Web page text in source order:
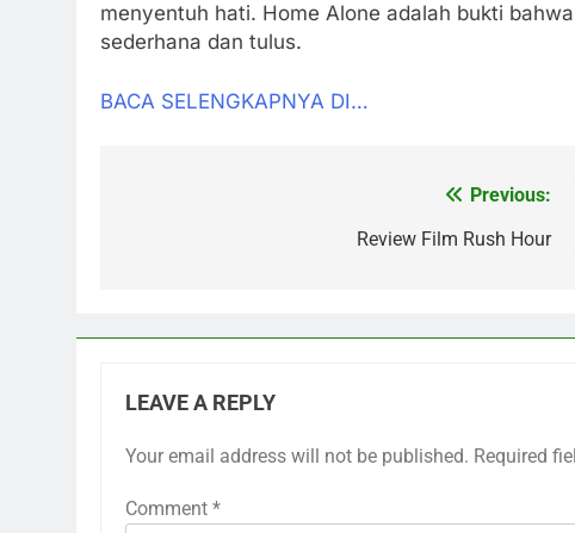
menyentuh hati. Home Alone adalah bukti
sederhana dan tulus.
BACA SELENGKAPNYA DI…
Previous:
Review Film Rush Hour
LEAVE A REPLY
Your email address will not be published. Required
Comment *